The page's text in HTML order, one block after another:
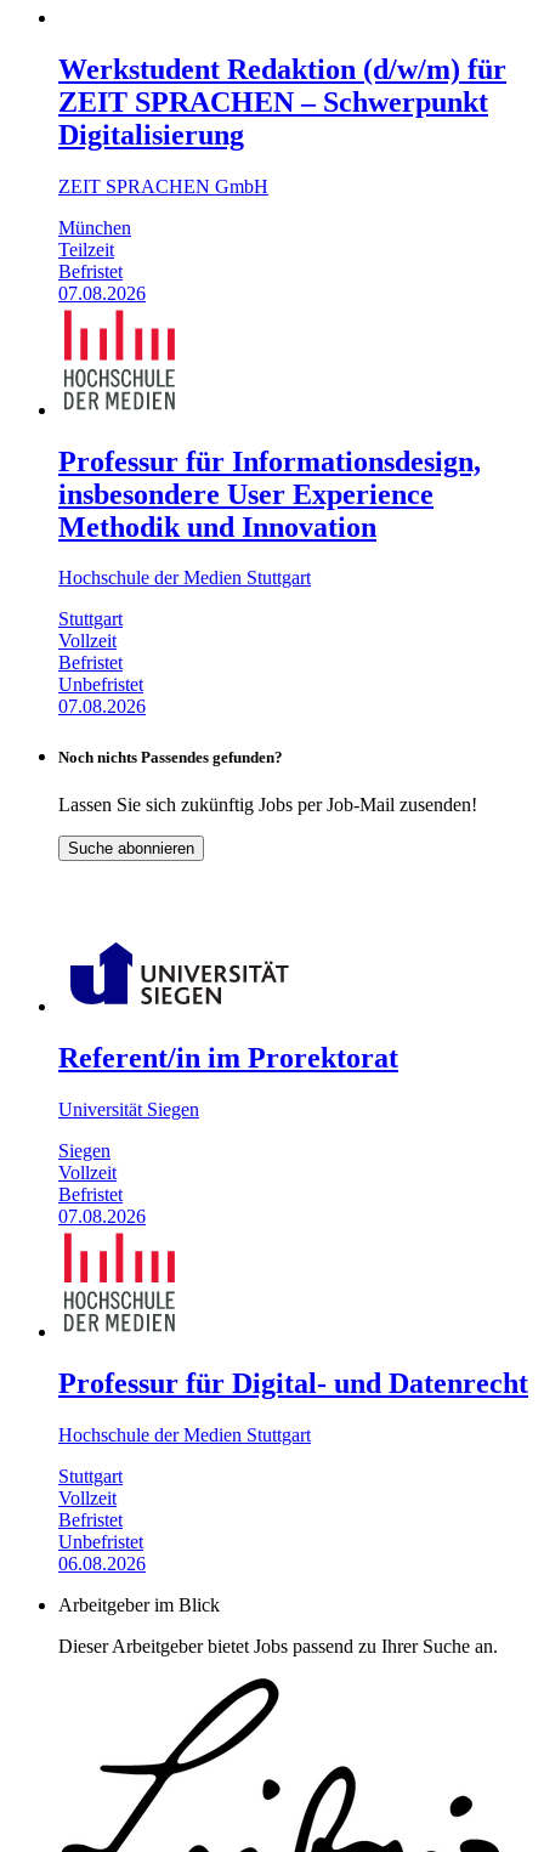
Werkstudent Redaktion (d/w/m) für
ZEIT SPRACHEN – Schwerpunkt
Digitalisierung
ZEIT SPRACHEN GmbH
München
Teilzeit
Befristet
07.08.2026
Professur für Informationsdesign,
insbesondere User Experience
Methodik und Innovation
Hochschule der Medien Stuttgart
Stuttgart
Vollzeit
Befristet
Unbefristet
07.08.2026
Noch nichts Passendes gefunden?
Lassen Sie sich zukünftig Jobs per Job-Mail zusenden!
Suche abonnieren
Referent/in im Prorektorat
Universität Siegen
Siegen
Vollzeit
Befristet
07.08.2026
Professur für Digital- und Datenrecht
Hochschule der Medien Stuttgart
Stuttgart
Vollzeit
Befristet
Unbefristet
06.08.2026
Arbeitgeber im Blick
Dieser Arbeitgeber bietet Jobs passend zu Ihrer Suche an.